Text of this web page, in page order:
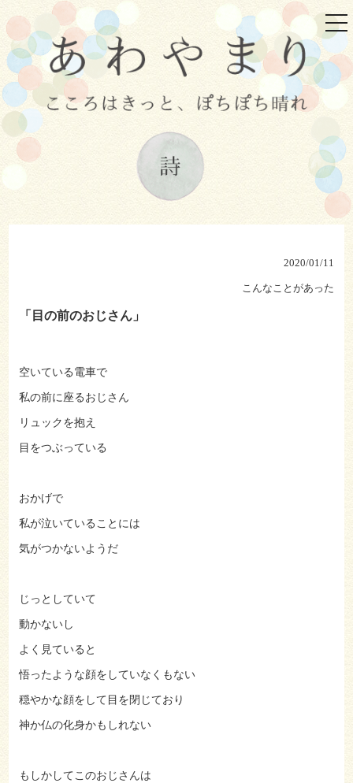
2020/01/11
こんなことがあった
「目の前のおじさん」
空いている電車で
私の前に座るおじさん
リュックを抱え
目をつぶっている
おかげで
私が泣いていることには
気がつかないようだ
じっとしていて
動かないし
よく見ていると
悟ったような顔をしていなくもない
穏やかな顔をして目を閉じており
神か仏の化身かもしれない
もしかしてこのおじさんは